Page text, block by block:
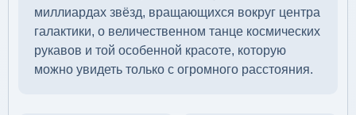
миллиардах звёзд, вращающихся вокруг центра
галактики, о величественном танце космических
рукавов и той особенной красоте, которую
можно увидеть только с огромного расстояния.